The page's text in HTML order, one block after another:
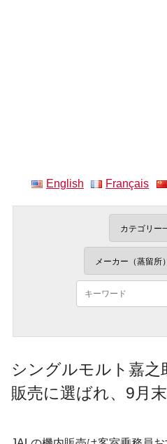
English Français
シングルモルト嘉之
販売に選ばれ、9月末